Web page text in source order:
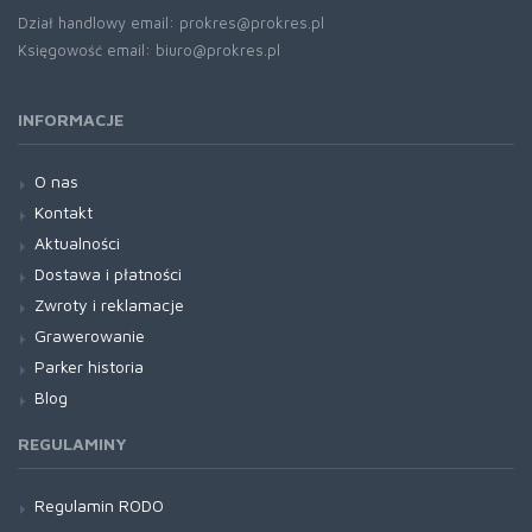
Dział handlowy email: prokres@prokres.pl
Księgowość email: biuro@prokres.pl
INFORMACJE
O nas
Kontakt
Aktualności
Dostawa i płatności
Zwroty i reklamacje
Grawerowanie
Parker historia
Blog
REGULAMINY
Regulamin RODO